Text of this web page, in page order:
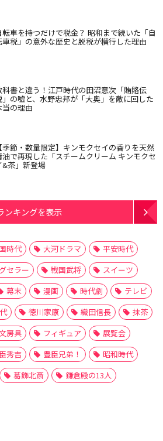
転車を持つだけで税金？ 昭和まで続いた「自
車税」の意外な歴史と脱税が横行した理由
科書と違う！江戸時代の田沼意次「賄賂伝
」の嘘と、水野忠邦が「大奥」を敵に回した
当の理由
【季節・数量限定】キンモクセイの香りを天然
油で再現した「スチームクリーム キンモクセ
&茶」新登場
ンキングを表示
時代 大河ドラマ
平安時代
セラー 戦国武将
スイーツ
幕末 漫画 時代劇
テレビ
徳川家康 織田信長
抹茶
房具 フィギュア
展覧会
秀吉 豊臣兄弟！
昭和時代
葛飾北斎 鎌倉殿の13人